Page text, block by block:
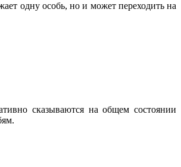
одну особь, но и может переходить на
сказываются на общем состоянии